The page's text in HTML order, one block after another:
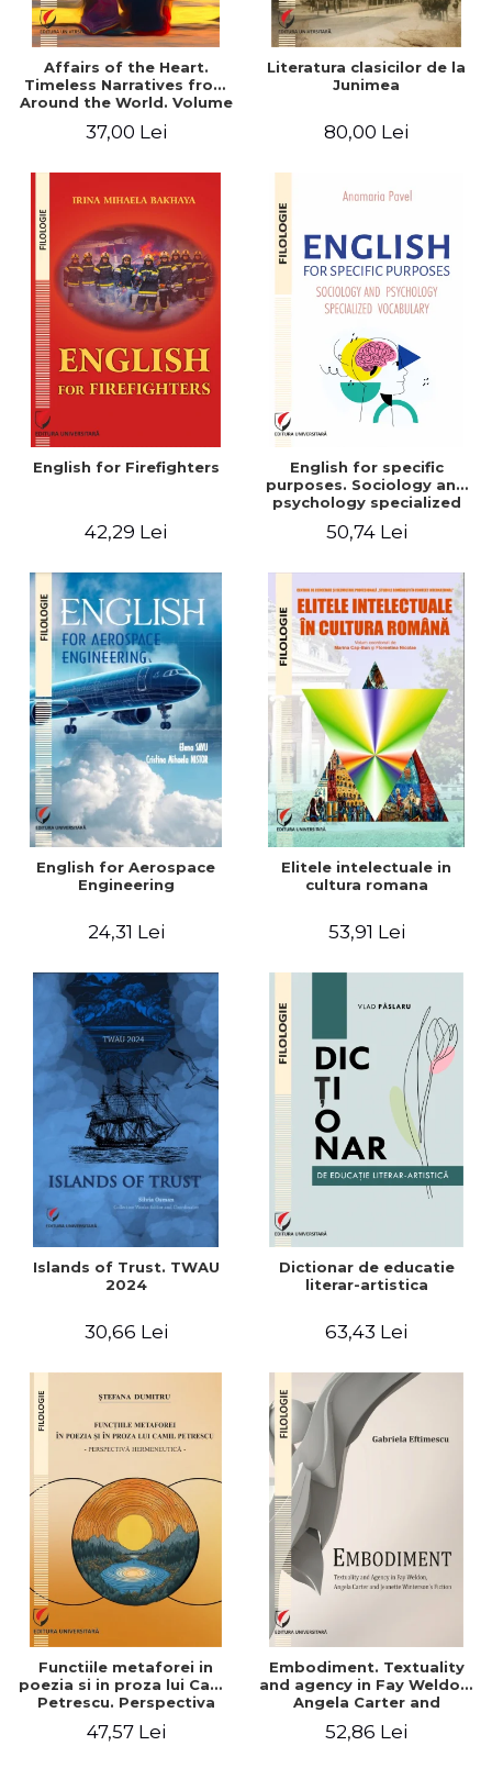
Affairs of the Heart.
Timeless Narratives from
Around the World. Volume
37,00 Lei
Literatura clasicilor de la
Junimea
80,00 Lei
English for Firefighters
42,29 Lei
English for specific
purposes. Sociology and
psychology specialized
50,74 Lei
English for Aerospace
Engineering
24,31 Lei
Elitele intelectuale in
cultura romana
53,91 Lei
Islands of Trust. TWAU
2024
30,66 Lei
Dictionar de educatie
literar-artistica
63,43 Lei
Functiile metaforei in
poezia si in proza lui Camil
Petrescu. Perspectiva
47,57 Lei
Embodiment. Textuality
and agency in Fay Weldon,
Angela Carter and
fiction
52,86 Lei